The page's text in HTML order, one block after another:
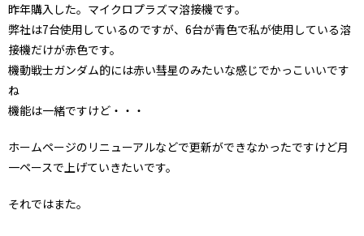
昨年購入した。マイクロプラズマ溶接機です。
弊社は7台使用しているのですが、6台が青色で私が使用している溶
接機だけが赤色です。
機動戦士ガンダム的には赤い彗星のみたいな感じでかっこいいです
ね
機能は一緒ですけど・・・
ホームページのリニューアルなどで更新ができなかったですけど月
一ペースで上げていきたいです。
それではまた。